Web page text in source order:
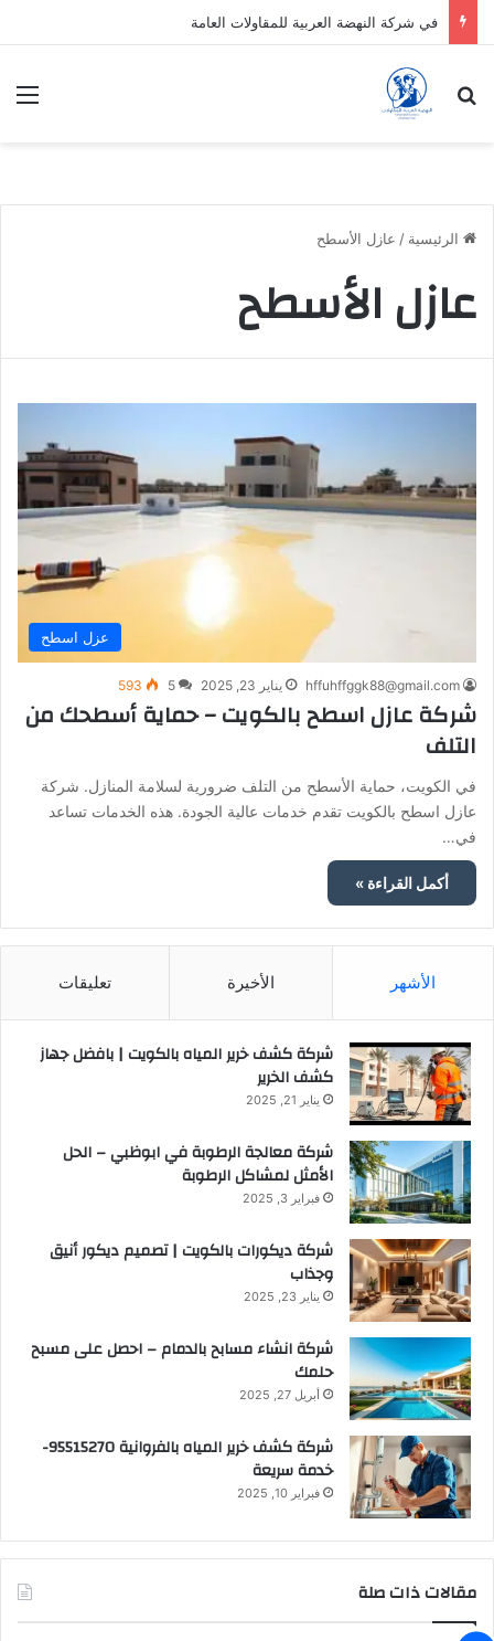
في شركة النهضة العربية للمقاولات العامة
بحث عن
الرئيسية / عازل الأسطح
عازل الأسطح
عزل اسطح
hffuhffggk88@gmail.com يناير 23, 2025 5
593
شركة عازل اسطح بالكويت – حماية أسطحك من
التلف
في الكويت، حماية الأسطح من التلف ضرورية لسلامة المنازل. شركة
عازل اسطح بالكويت تقدم خدمات عالية الجودة. هذه الخدمات تساعد
في…
أكمل القراءة »
الأشهر الأخيرة تعليقات
شركة كشف خرير المياه بالكويت | بافضل جهاز
كشف الخرير
يناير 21, 2025
شركة معالجة الرطوبة في ابوظبي – الحل
الأمثل لمشاكل الرطوبة
فبراير 3, 2025
شركة ديكورات بالكويت | تصميم ديكور أنيق
وجذاب
يناير 23, 2025
شركة انشاء مسابح بالدمام – احصل على مسبح
حلمك
أبريل 27, 2025
شركة كشف خرير المياه بالفروانية 95515270-
خدمة سريعة
فبراير 10, 2025
مقالات ذات صلة